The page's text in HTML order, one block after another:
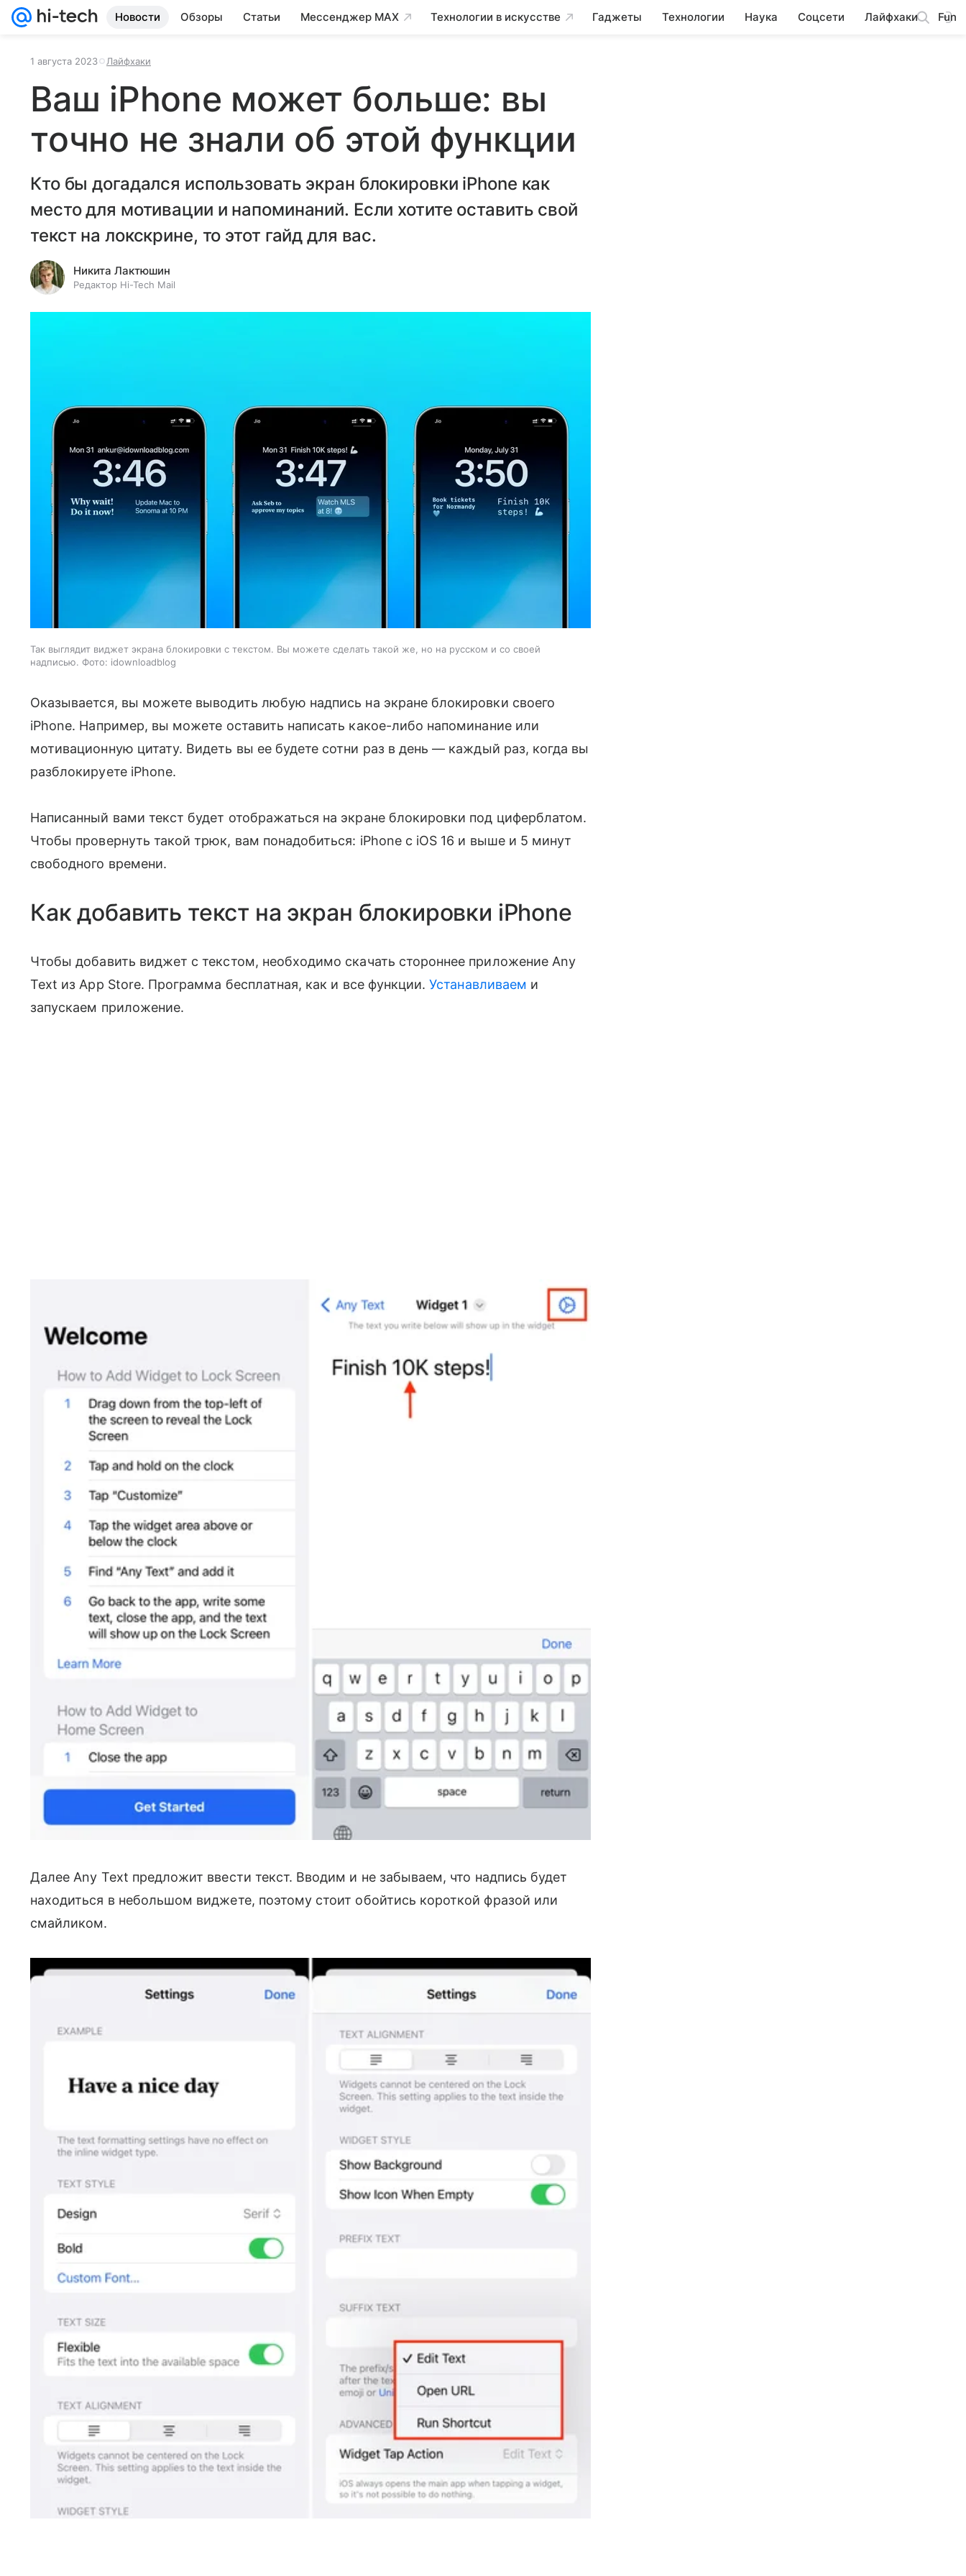
Новости Обзоры Статьи Мессенджер MAX Технологии в искусстве Гаджеты Технологии Наука Соцсети Лайфхаки Fun
1 августа 2023 Лайфхаки
Ваш iPhone может больше: вы
точно не знали об этой функции
Кто бы догадался использовать экран блокировки iPhone как
место для мотивации и напоминаний. Если хотите оставить свой
текст на локскрине, то этот гайд для вас.
Никита Лактюшин
Редактор Hi-Tech Mail
Так выглядит виджет экрана блокировки с текстом. Вы можете сделать такой же, но на русском и со своей
надписью. Фото: idownloadblog
Оказывается, вы можете выводить любую надпись на экране блокировки своего
iPhone. Например, вы можете оставить написать какое-либо напоминание или
мотивационную цитату. Видеть вы ее будете сотни раз в день — каждый раз, когда вы
разблокируете iPhone.
Написанный вами текст будет отображаться на экране блокировки под циферблатом.
Чтобы провернуть такой трюк, вам понадобиться: iPhone c iOS 16 и выше и 5 минут
свободного времени.
Как добавить текст на экран блокировки iPhone
Чтобы добавить виджет с текстом, необходимо скачать стороннее приложение Any
Text из App Store. Программа бесплатная, как и все функции.Устанавливаем и
запускаем приложение.
Далее Any Text предложит ввести текст. Вводим и не забываем, что надпись будет
находиться в небольшом виджете, поэтому стоит обойтись короткой фразой или
смайликом.